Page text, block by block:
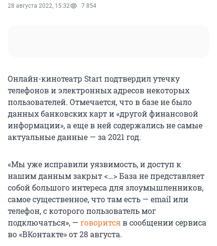
28 августа 2022, 15:32 7 854
Онлайн-кинотеатр Start подтвердил утечку
телефонов и электронных адресов некоторых
пользователей. Отмечается, что в базе не было
данных банковских карт и «другой финансовой
информации», а еще в ней содержались не самые
актуальные данные — за 2021 год.
«Мы уже исправили уязвимость, и доступ к
нашим данным закрыт <…> База не представляет
собой большого интереса для злоумышленников,
самое существенное, что там есть — email или
телефон, с которого пользователь мог
подключаться», — говоритсяв сообщении сервиса
во «ВКонтакте» от 28 августа.